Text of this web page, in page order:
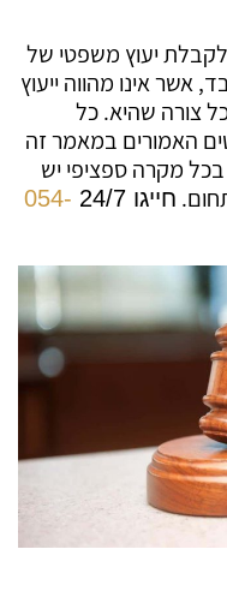
יעוץ משפטי של
אשר אינו מהווה ייעוץ
צורה שהיא. כל
האמורים במאמר זה
מקרה ספציפי יש
חייגו 24/7
054-